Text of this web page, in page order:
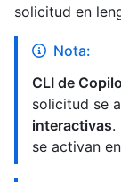
solicitud en
Nota:
CLI de
solicitud se
interactivas.
se activan